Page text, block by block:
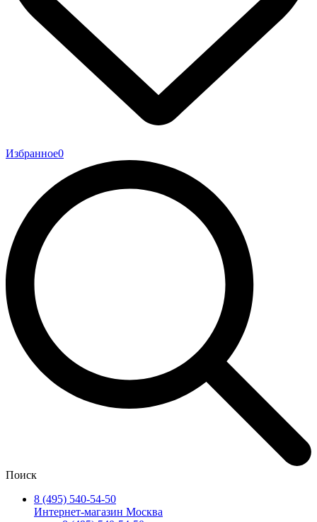
Избранное0
Поиск
8 (495) 540-54-50
Интернет-магазин Москва